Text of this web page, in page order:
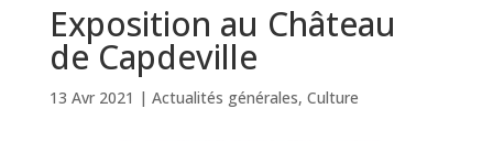
Exposition au Château
de Capdeville
13 Avr 2021 | Actualités générales, Culture